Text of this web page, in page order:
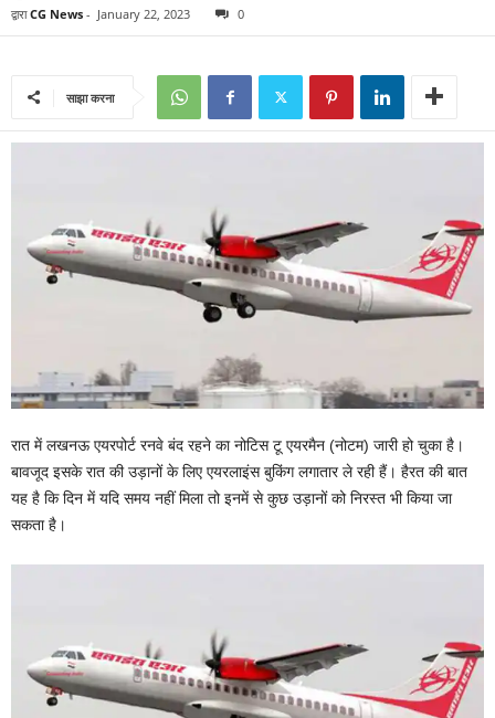
द्वारा CG News - January 22, 2023 0
साझा करना
रात में लखनऊ एयरपोर्ट रनवे बंद रहने का नोटिस टू एयरमैन (नोटम) जारी हो चुका है।
बावजूद इसके रात की उड़ानों के लिए एयरलाइंस बुकिंग लगातार ले रही हैं। हैरत की बात
यह है कि दिन में यदि समय नहीं मिला तो इनमें से कुछ उड़ानों को निरस्त भी किया जा
सकता है।